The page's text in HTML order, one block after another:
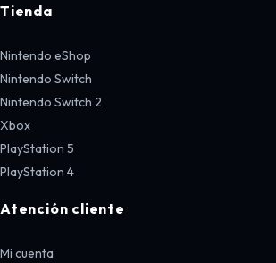
Tienda
Nintendo eShop
Nintendo Switch
Nintendo Switch 2
Xbox
PlayStation 5
PlayStation 4
Atención cliente
Mi cuenta